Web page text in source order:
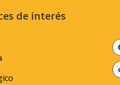
de interés